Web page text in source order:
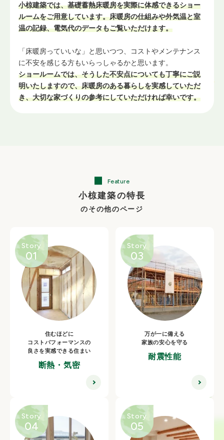
小椋建築では、基礎蓄熱床暖房を実際に体感できるショー
ルームをご用意しています。床暖房の仕組みや外気温と室
温の記録、電気代のデータもご覧いただけます。
「床暖房っていいな」と思いつつ、コストやメンテナンス
に不安を感じる方もいらっしゃるかと思います。
ショールームでは、そうした不安点についても丁寧にご説
明いたしますので、床暖房のある暮らしを実感していただ
き、大切な家づくりの参考にしていただければ幸いです。
Feature
小椋建築の特長
のその他のページ
Story
01
住むほどに
コスト パフォーマンスの
良さを実感できる住まい
断熱・気密
Story
03
万が一に備える
家族の安心を守る
耐震性能
Story
04
Story
05